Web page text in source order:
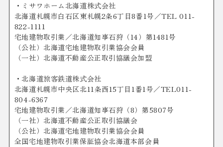
・ミサワホーム北海道株式会社
北海道札幌市白石区東札幌2条6丁目8番1号／TEL 011-
822-1111
宅地建物取引業／北海道知事石狩（14）第1481号
（公社）北海道宅地建物取引業協会会員
（一社）北海道不動産公正取引協議会加盟
・北海道旅客鉄道株式会社
北海道札幌市中央区北11条西15丁目1番1号／TEL011-
804-6367
宅地建物取引業／北海道知事石狩（8）第5807号
（一社）北海道不動産公正取引協議会
（公社）北海道宅地建物取引業協会会員
全国宅地建物取引業保証協会北海道本部会員